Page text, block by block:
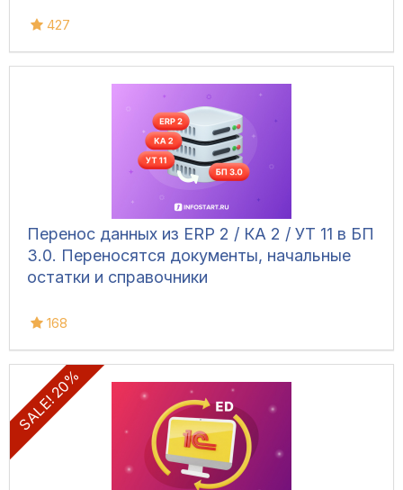
427
Перенос данных из ERP 2 / КА 2 / УТ 11 в БП
3.0. Переносятся документы, начальные
остатки и справочники
168
SALE! 20%